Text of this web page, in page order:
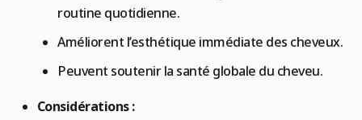
routine quotidienne.
Améliorent l’esthétique immédiate des cheveux.
Peuvent soutenir la santé globale du cheveu.
Considérations :